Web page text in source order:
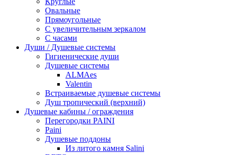
Овальные
Прямоугольные
С увеличительным зеркалом
С часами
Души / Душевые системы
Гигиенические души
Душевые системы
ALMAes
Valentin
Встраиваемые душевые системы
Душ тропический (верхний)
Душевые кабины / ограждения
Перегородки PAINI
Paini
Душевые поддоны
Из литого камня Salini